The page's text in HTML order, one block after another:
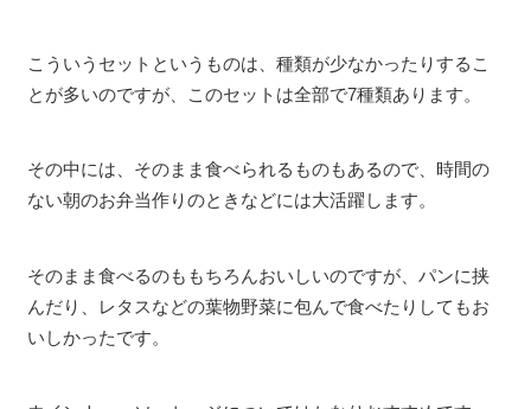
こういうセットというものは、種類が少なかったりするこ
とが多いのですが、このセットは全部で7種類あります。
その中には、そのまま食べられるものもあるので、時間の
ない朝のお弁当作りのときなどには大活躍します。
そのまま食べるのももちろんおいしいのですが、パンに挟
んだり、レタスなどの葉物野菜に包んで食べたりしてもお
いしかったです。